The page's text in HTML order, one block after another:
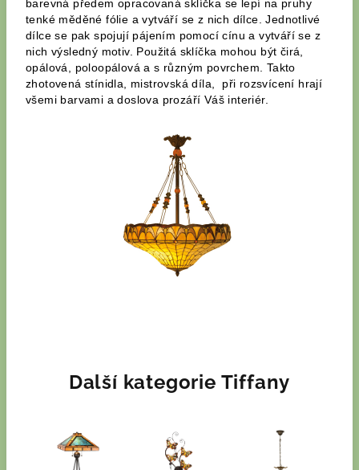
barevná předem opracovaná sklíčka se lepí na pruhy
tenké měděné fólie a vytváří se z nich dílce. Jednotlivé
dílce se pak spojují pájením pomocí cínu a vytváří se z
nich výsledný motiv. Použitá sklíčka mohou být čirá,
opálová, poloopálová a s různým povrchem. Takto
zhotovená stínidla, mistrovská díla, při rozsvícení hrají
všemi barvami a doslova prozáří Váš interiér.
Další kategorie Tiffany